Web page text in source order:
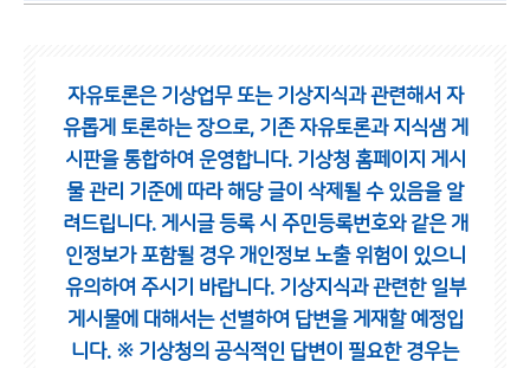
자유토론은 기상업무 또는 기상지식과 관련해서 자
유롭게 토론하는 장으로, 기존 자유토론과 지식샘 게
시판을 통합하여 운영합니다. 기상청 홈페이지 게시
물 관리 기준에 따라 해당 글이 삭제될 수 있음을 알
려드립니다. 게시글 등록 시 주민등록번호와 같은 개
인정보가 포함될 경우 개인정보 노출 위험이 있으니
유의하여 주시기 바랍니다. 기상지식과 관련한 일부
게시물에 대해서는 선별하여 답변을 게재할 예정입
니다. ※ 기상청의 공식적인 답변이 필요한 경우는